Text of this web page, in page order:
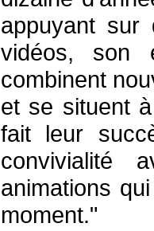
appuyant sur
vidéos, son
combinent
et se situent
fait leur
convivialité
animations
moment."